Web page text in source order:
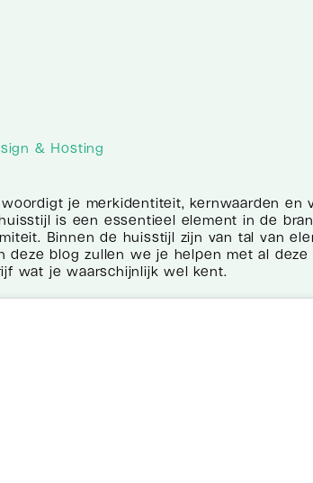
& Hosting
je merkidentiteit, kernwaarden en
is een essentieel element in de
Binnen de huisstijl zijn van tal van
blog zullen we je helpen met al deze
wat je waarschijnlijk wel kent.